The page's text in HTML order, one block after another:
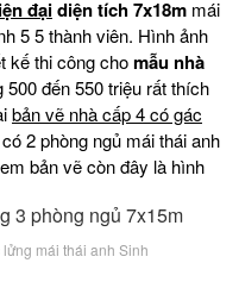
đạidiện tích 7x18m mái
5 5 thành viên. Hình ảnh
kế thi công chomẫu nhà
500 đến 550 triệu rất thích
bản vẽ nhà cấp 4 có gác
2 phòng ngủ mái thái anh
bản vẽ còn đây là hình
mái thái anh Sinh